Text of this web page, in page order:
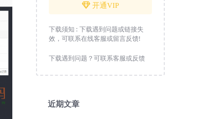
开通VIP
下载须知 : 下载遇到问题或链接失
效，可联系在线客服或留言反馈!
下载遇到问题？可联系客服或反馈
近期文章